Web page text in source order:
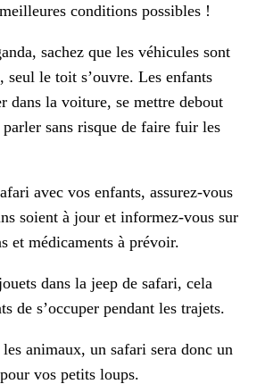
conditions possibles !
sachez que les véhicules sont
seul le toit s’ouvre. Les enfants
dans la voiture, se mettre debout
sans risque de faire fuir les
avec vos enfants, assurez-vous
soient à jour et informez-vous sur
et médicaments à prévoir.
dans la jeep de safari, cela
de s’occuper pendant les trajets.
animaux, un safari sera donc un
vos petits loups.